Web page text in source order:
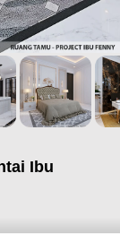
Ibu